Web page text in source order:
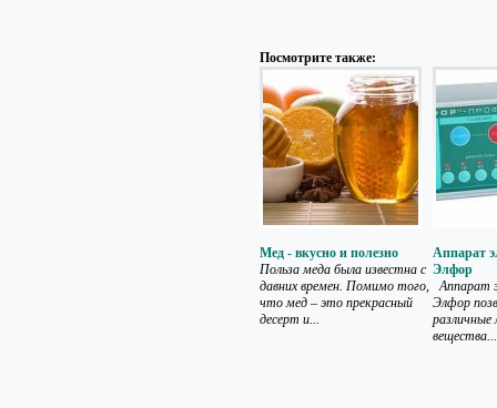
Посмотрите также:
Мед - вкусно и полезно
Польза меда была известна с
давних времен. Помимо того,
что мед – это прекрасный
десерт и...
Аппарат
Элфор
Аппарат
Элфор
различные
вещества...